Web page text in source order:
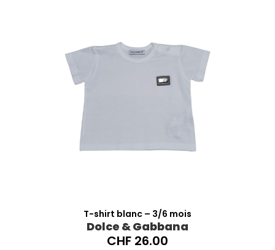
T-shirt blanc – 3/6 mois
Dolce & Gabbana
CHF 26.00